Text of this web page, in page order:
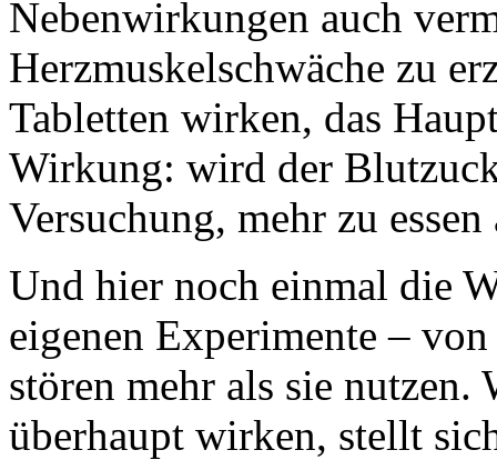
Nebenwirkungen auch
Herzmuskelschwäche zu
Tabletten wirken, das
Wirkung: wird der
Versuchung, mehr zu
Und hier noch einmal die
eigenen Experimente –
stören mehr als sie nutzen.
überhaupt wirken, stellt